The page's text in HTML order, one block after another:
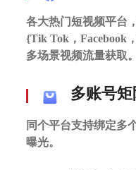
各大热门短视频平台
{Tik Tok，Facebook
多场景视频流量获取。
多账号
同个平台支持绑定多
曝光。